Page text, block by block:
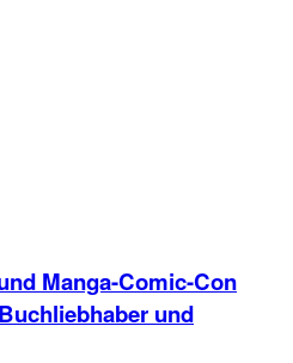
Manga-Comic-Con
und